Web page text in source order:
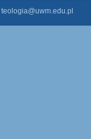
teologia@uwm.edu.pl